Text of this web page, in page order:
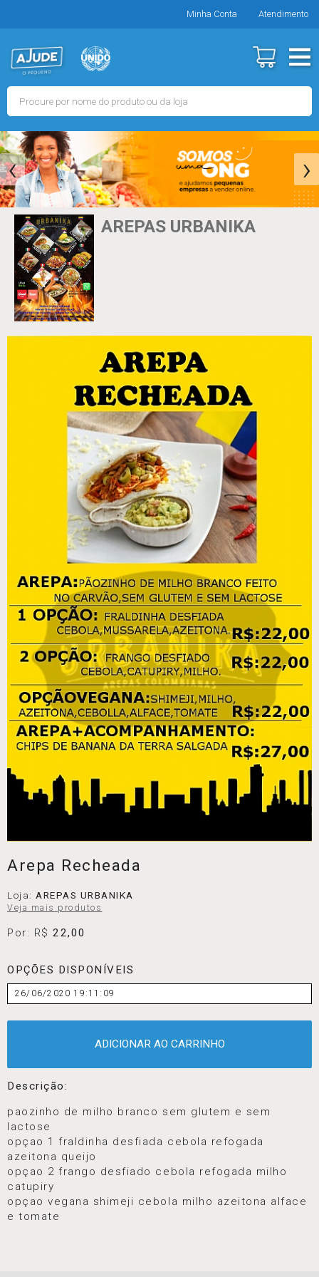
Minha Conta Atendimento
‹ ›
AREPAS URBANIKA
Arepa Recheada
Loja: AREPAS URBANIKA
Veja mais produtos
Por: R$22,00
OPÇÕES DISPONÍVEIS
26/06/2020 19:11:09
ADICIONAR AO CARRINHO
Descrição:
paozinho de milho branco sem glutem e sem
lactose
opçao 1 fraldinha desfiada cebola refogada
azeitona queijo
opçao 2 frango desfiado cebola refogada milho
catupiry
opçao vegana shimeji cebola milho azeitona alface
e tomate